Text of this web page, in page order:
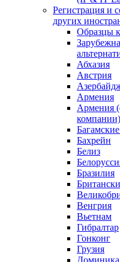
Регистрация и
других
Образцы
Абхазия
Австрия
Армения
Армения
компании)
Бахрейн
Белиз
Бразилия
Венгрия
Вьетнам
Гибралтар
Гонконг
Грузия
Доминика